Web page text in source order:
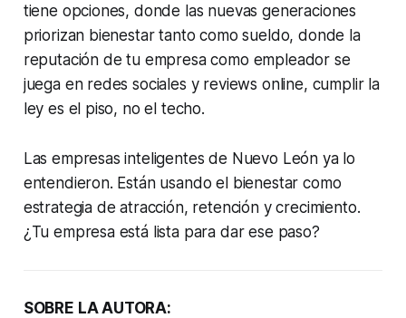
tiene opciones, donde las nuevas generaciones
priorizan bienestar tanto como sueldo, donde la
reputación de tu empresa como empleador se
juega en redes sociales y reviews online, cumplir la
ley es el piso, no el techo.
Las empresas inteligentes de Nuevo León ya lo
entendieron. Están usando el bienestar como
estrategia de atracción, retención y crecimiento.
¿Tu empresa está lista para dar ese paso?
SOBRE LA AUTORA: